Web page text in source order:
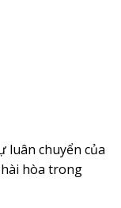
chuyển của
hòa trong